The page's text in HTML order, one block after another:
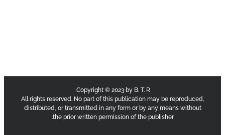
Copyright © 2023 by B. T. R.
All rights reserved. No part of this publication may be
distributed, or transmitted in any form or by any means
the prior written permission of the publisher.